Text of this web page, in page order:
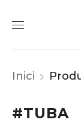
Inici
#TUBA